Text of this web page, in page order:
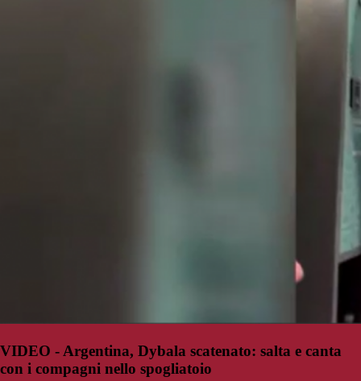
VIDEO - Argentina, Dybala scatenato: salta e canta
con i compagni nello spogliatoio